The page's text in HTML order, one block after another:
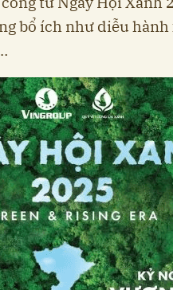
bổ ích như diễu